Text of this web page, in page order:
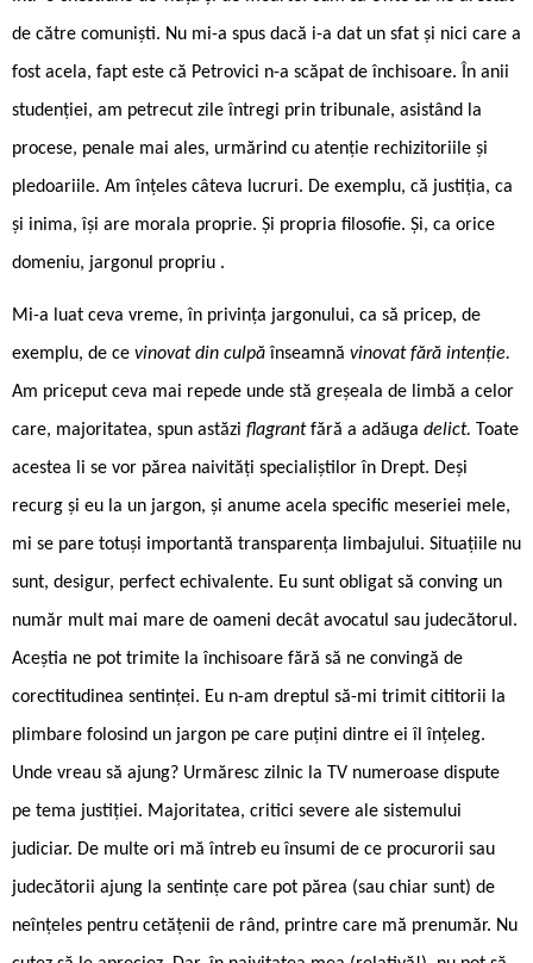
de către comuniști. Nu mi-a spus dacă i-a dat un sfat și nici care a
fost acela, fapt este că Petrovici n-a scăpat de închisoare. În anii
studenției, am petrecut zile întregi prin tribunale, asistând la
procese, penale mai ales, urmărind cu atenție rechizitoriile și
pledoariile. Am înțeles câteva lucruri. De exemplu, că justiția, ca
și inima, își are morala proprie. Și propria filosofie. Și, ca orice
domeniu, jargonul propriu .
Mi-a luat ceva vreme, în privința jargonului, ca să pricep, de
exemplu, de ce vinovat din culpăînseamnă vinovat fără intenție.
Am priceput ceva mai repede unde stă greșeala de limbă a celor
care, majoritatea, spun astăzi flagrantfără a adăuga delict. Toate
acestea li se vor părea naivități specialiștilor în Drept. Deși
recurg și eu la un jargon, și anume acela specific meseriei mele,
mi se pare totuși importantă transparența limbajului. Situațiile nu
sunt, desigur, perfect echivalente. Eu sunt obligat să conving un
număr mult mai mare de oameni decât avocatul sau judecătorul.
Aceștia ne pot trimite la închisoare fără să ne convingă de
corectitudinea sentinței. Eu n-am dreptul să-mi trimit cititorii la
plimbare folosind un jargon pe care puțini dintre ei îl înțeleg.
Unde vreau să ajung? Urmăresc zilnic la TV numeroase dispute
pe tema justiției. Majoritatea, critici severe ale sistemului
judiciar. De multe ori mă întreb eu însumi de ce procurorii sau
judecătorii ajung la sentințe care pot părea (sau chiar sunt) de
neînțeles pentru cetățenii de rând, printre care mă prenumăr. Nu